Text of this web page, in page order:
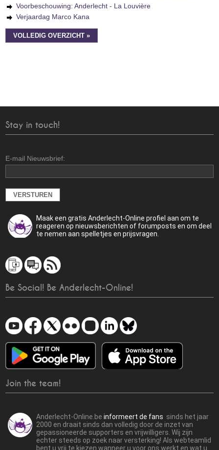
Voorbeschouwing: Anderlecht - La Louvière
Verjaardag Marco Kana
VOLLEDIG OVERZICHT »
Stay in touch!
E-mail Nieuwsbrief:
Maak een gratis Anderlecht-Online profiel aan om te
reageren op nieuwsberichten of forumposts en om deel
te nemen aan spelletjes en prijsvragen.
Be Social! Be Anderlecht-Online!
Join the team!
Anderlecht-Online.beinformeert de fans sinds het jaar
2000 en draait sinds dan volledig door de inzet van
gepassioneerde supporters en vrijwilligers. Wij zijn
echter steeds op zoek naar versterking! Als webteamlid
bent u vrij te kiezen wanneer u voor ons werkt en wat u